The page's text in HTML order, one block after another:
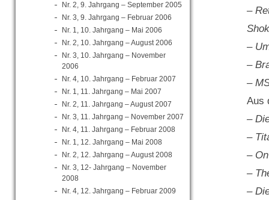
Nr. 2, 9. Jahrgang – September 2005
Nr. 3, 9. Jahrgang – Februar 2006
Nr. 1, 10. Jahrgang – Mai 2006
Nr. 2, 10. Jahrgang – August 2006
Nr. 3, 10. Jahrgang – November
2006
Nr. 4, 10. Jahrgang – Februar 2007
Nr. 1, 11. Jahrgang – Mai 2007
Nr. 2, 11. Jahrgang – August 2007
Nr. 3, 11. Jahrgang – November 2007
Nr. 4, 11. Jahrgang – Februar 2008
Nr. 1, 12. Jahrgang – Mai 2008
Nr. 2, 12. Jahrgang – August 2008
Nr. 3, 12- Jahrgang – November
2008
Nr. 4, 12. Jahrgang – Februar 2009
–
–
–
–
Aus
–
–
–
–
–